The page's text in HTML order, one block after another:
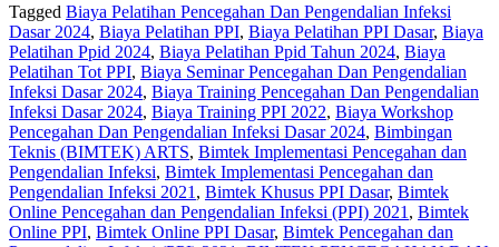
Tagged Biaya Pelatihan Pencegahan Dan Pengendalian Infeksi
Dasar 2024, Biaya Pelatihan PPI, Biaya Pelatihan PPI Dasar, Biaya
Pelatihan Ppid 2024, Biaya Pelatihan Ppid Tahun 2024, Biaya
Pelatihan Tot PPI, Biaya Seminar Pencegahan Dan Pengendalian
Infeksi Dasar 2024, Biaya Training Pencegahan Dan Pengendalian
Infeksi Dasar 2024, Biaya Training PPI 2022, Biaya Workshop
Pencegahan Dan Pengendalian Infeksi Dasar 2024, Bimbingan
Teknis (BIMTEK) ARTS, Bimtek Implementasi Pencegahan dan
Pengendalian Infeksi, Bimtek Implementasi Pencegahan dan
Pengendalian Infeksi 2021 , Bimtek Khusus PPI Dasar, Bimtek
Online Pencegahan dan Pengendalian Infeksi (PPI) 2021 , Bimtek
Online PPI, Bimtek Online PPI Dasar, Bimtek Pencegahan dan